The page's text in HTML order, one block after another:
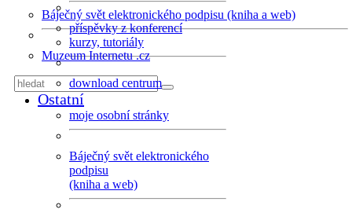
Báječný svět elektronického podpisu (kniha a web)
Muzeum Internetu .cz
příspěvky z konferencí
kurzy, tutoriály
download centrum
Ostatní
moje osobní stránky
Báječný svět elektronického
podpisu
(kniha a web)